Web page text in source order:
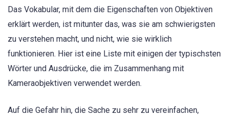
Das Vokabular, mit dem die Eigenschaften von Objektiven
erklärt werden, ist mitunter das, was sie am schwierigsten
zu verstehen macht, und nicht, wie sie wirklich
funktionieren. Hier ist eine Liste mit einigen der typischsten
Wörter und Ausdrücke, die im Zusammenhang mit
Kameraobjektiven verwendet werden.
Auf die Gefahr hin, die Sache zu sehr zu vereinfachen,